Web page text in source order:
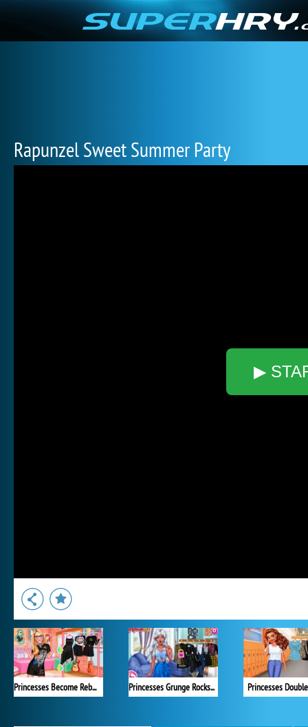
Rapunzel Sweet Summer Party
▶
Princesses Become Rebels Punks Princesses Grunge Rockstars Princesses